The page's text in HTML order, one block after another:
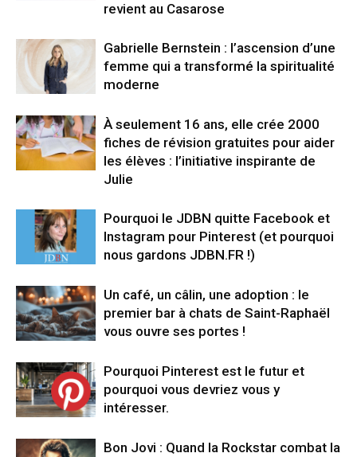
revient au Casarose
Gabrielle Bernstein : l’ascension d’une
femme qui a transformé la spiritualité
moderne
À seulement 16 ans, elle crée 2000
fiches de révision gratuites pour aider
les élèves : l’initiative inspirante de
Julie
Pourquoi le JDBN quitte Facebook et
Instagram pour Pinterest (et pourquoi
nous gardons JDBN.FR !)
Un café, un câlin, une adoption : le
premier bar à chats de Saint-Raphaël
vous ouvre ses portes !
Pourquoi Pinterest est le futur et
pourquoi vous devriez vous y
intéresser.
Bon Jovi : Quand la Rockstar combat la